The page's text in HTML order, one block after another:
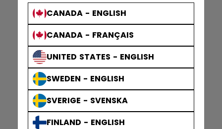
CANADA - ENGLISH
CANADA - FRANÇAIS
UNITED STATES - ENGLISH
SWEDEN - ENGLISH
SVERIGE - SVENSKA
FINLAND - ENGLISH